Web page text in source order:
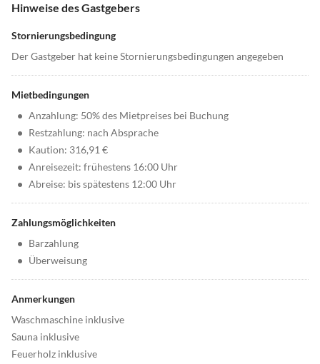
Hinweise des Gastgebers
Stornierungsbedingung
Der Gastgeber hat keine Stornierungsbedingungen angegeben
Mietbedingungen
• Anzahlung: 50% des Mietpreises bei Buchung
• Restzahlung: nach Absprache
• Kaution: 316,91 €
• Anreisezeit: frühestens 16:00 Uhr
• Abreise: bis spätestens 12:00 Uhr
Zahlungsmöglichkeiten
• Barzahlung
• Überweisung
Anmerkungen
Waschmaschine inklusive
Sauna inklusive
Feuerholz inklusive